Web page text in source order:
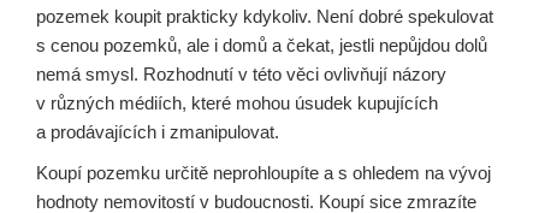
pozemek koupit prakticky kdykoliv. Není dobré spekulovat
s cenou pozemků, ale i domů a čekat, jestli nepůjdou dolů
nemá smysl. Rozhodnutí v této věci ovlivňují názory
v různých médiích, které mohou úsudek kupujících
a prodávajících i zmanipulovat.
Koupí pozemku určitě neprohloupíte a s ohledem na vývoj
hodnoty nemovitostí v budoucnosti. Koupí sice zmrazíte